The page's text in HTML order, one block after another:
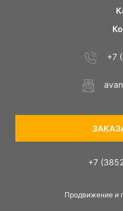
Продвижение и
+7
+7